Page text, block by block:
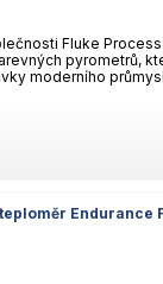
Fluke
pyrometrů,
moderního
Endurance